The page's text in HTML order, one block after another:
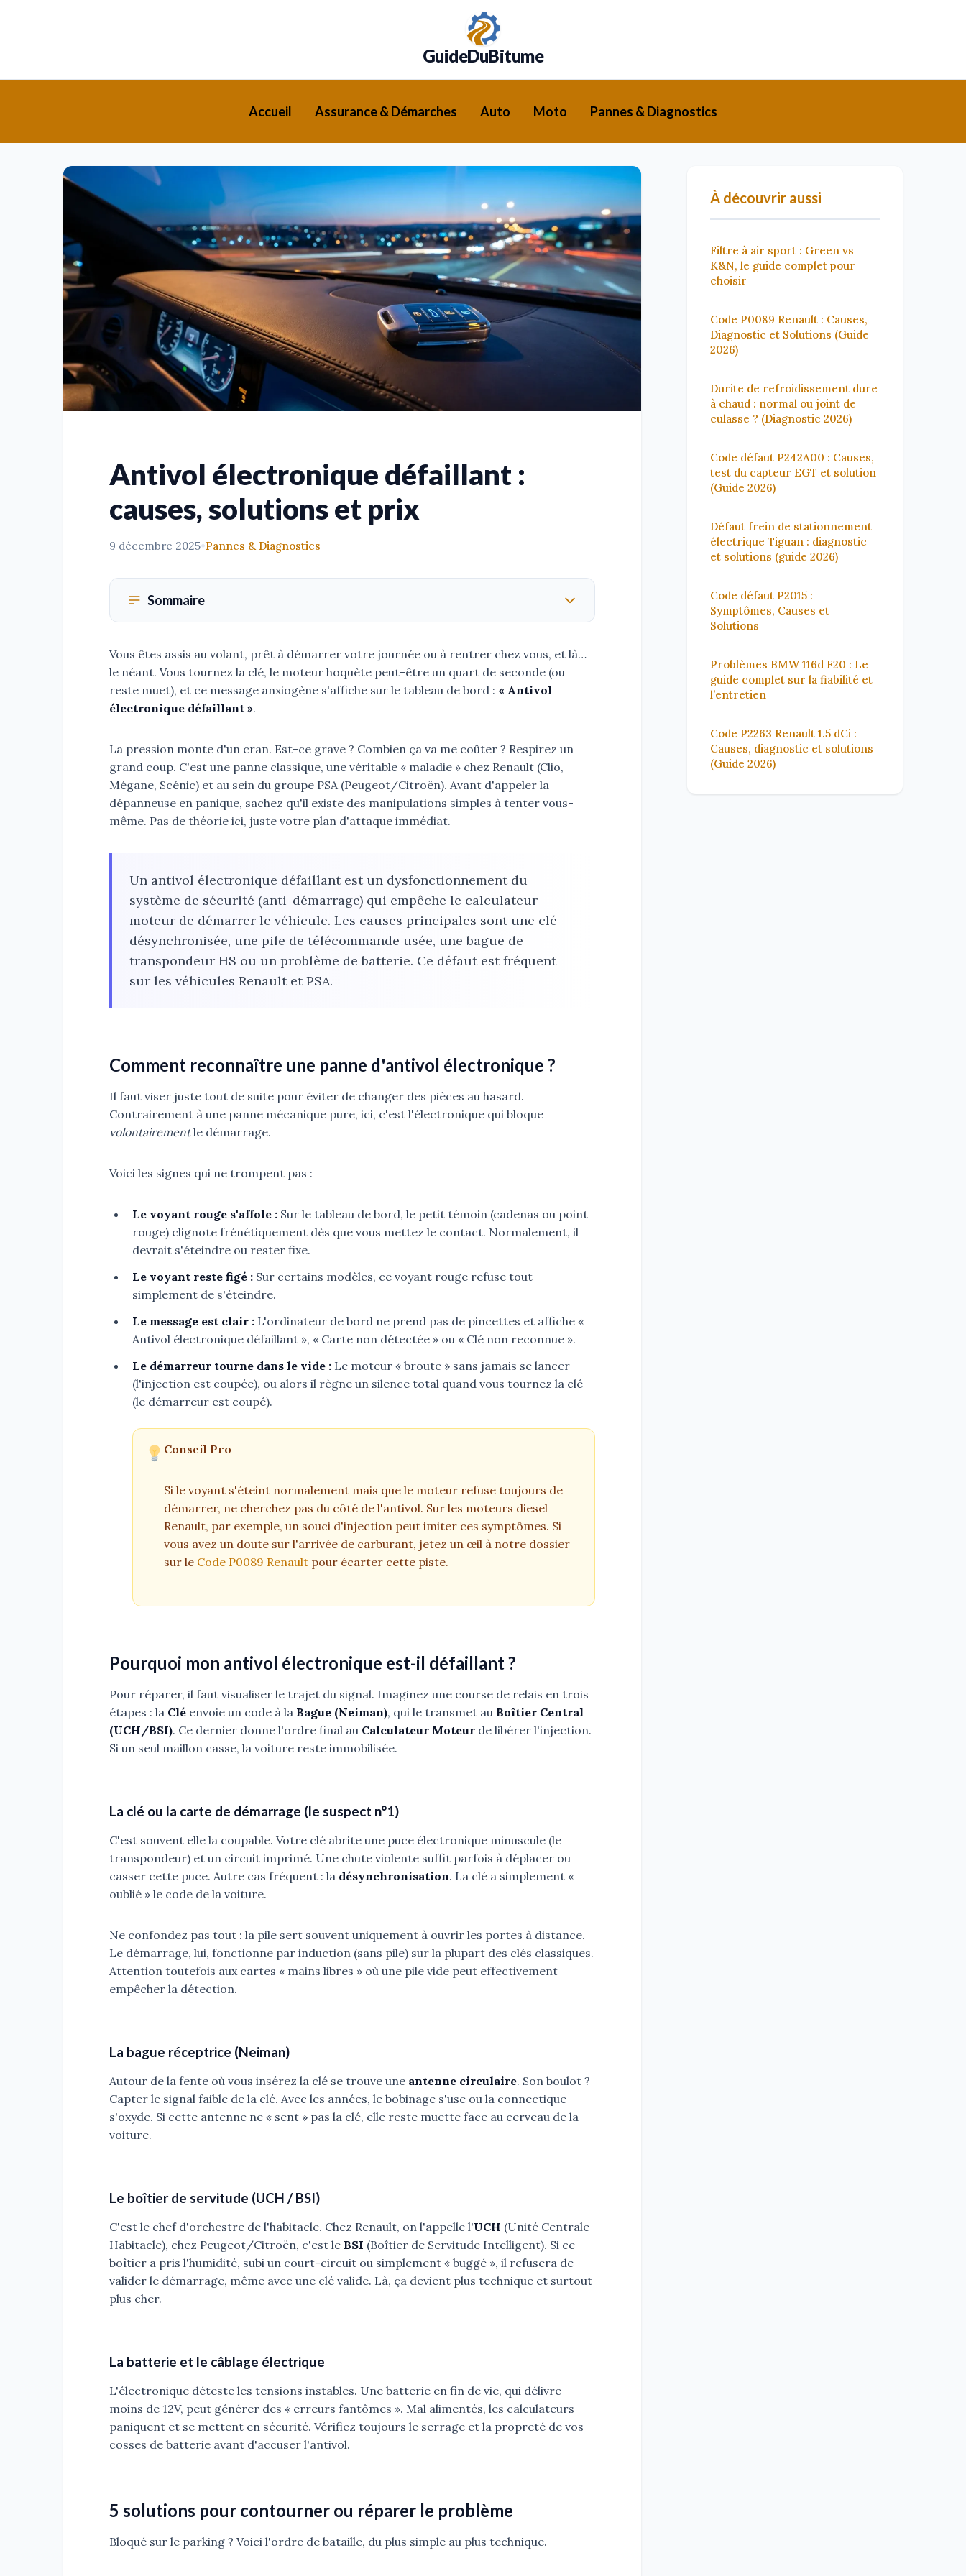
GuideDuBitume
Accueil Assurance & Démarches Auto Moto Pannes & Diagnostics
Antivol électronique défaillant :
causes, solutions et prix
9 décembre 2025•Pannes & Diagnostics
Sommaire
Vous êtes assis au volant, prêt à démarrer votre journée ou à rentrer chez vous, et là…
le néant. Vous tournez la clé, le moteur hoquète peut-être un quart de seconde (ou
reste muet), et ce message anxiogène s'affiche sur le tableau de bord : « Antivol
électronique défaillant ».
La pression monte d'un cran. Est-ce grave ? Combien ça va me coûter ? Respirez un
grand coup. C'est une panne classique, une véritable « maladie » chez Renault (Clio,
Mégane, Scénic) et au sein du groupe PSA (Peugeot/Citroën). Avant d'appeler la
dépanneuse en panique, sachez qu'il existe des manipulations simples à tenter vous-
même. Pas de théorie ici, juste votre plan d'attaque immédiat.
Un antivol électronique défaillant est un dysfonctionnement du
système de sécurité (anti-démarrage) qui empêche le calculateur
moteur de démarrer le véhicule. Les causes principales sont une clé
désynchronisée, une pile de télécommande usée, une bague de
transpondeur HS ou un problème de batterie. Ce défaut est fréquent
sur les véhicules Renault et PSA.
Comment reconnaître une panne d'antivol électronique ?
Il faut viser juste tout de suite pour éviter de changer des pièces au hasard.
Contrairement à une panne mécanique pure, ici, c'est l'électronique qui bloque
volontairementle démarrage.
Voici les signes qui ne trompent pas :
Le voyant rouge s'affole : Sur le tableau de bord, le petit témoin (cadenas ou point
rouge) clignote frénétiquement dès que vous mettez le contact. Normalement, il
devrait s'éteindre ou rester fixe.
Le voyant reste figé : Sur certains modèles, ce voyant rouge refuse tout
simplement de s'éteindre.
Le message est clair : L'ordinateur de bord ne prend pas de pincettes et affiche «
Antivol électronique défaillant », « Carte non détectée » ou « Clé non reconnue ».
Le démarreur tourne dans le vide : Le moteur « broute » sans jamais se lancer
(l'injection est coupée), ou alors il règne un silence total quand vous tournez la clé
(le démarreur est coupé).
Conseil Pro
Si le voyant s'éteint normalement mais que le moteur refuse toujours de
démarrer, ne cherchez pas du côté de l'antivol. Sur les moteurs diesel
Renault, par exemple, un souci d'injection peut imiter ces symptômes. Si
vous avez un doute sur l'arrivée de carburant, jetez un œil à notre dossier
sur le Code P0089 Renault pour écarter cette piste.
Pourquoi mon antivol électronique est-il défaillant ?
Pour réparer, il faut visualiser le trajet du signal. Imaginez une course de relais en trois
étapes : la Clé envoie un code à la Bague (Neiman), qui le transmet au Boîtier Central
(UCH/BSI). Ce dernier donne l'ordre final au Calculateur Moteur de libérer l'injection.
Si un seul maillon casse, la voiture reste immobilisée.
La clé ou la carte de démarrage (le suspect n°1)
C'est souvent elle la coupable. Votre clé abrite une puce électronique minuscule (le
transpondeur) et un circuit imprimé. Une chute violente suffit parfois à déplacer ou
casser cette puce. Autre cas fréquent : la désynchronisation. La clé a simplement «
oublié » le code de la voiture.
Ne confondez pas tout : la pile sert souvent uniquement à ouvrir les portes à distance.
Le démarrage, lui, fonctionne par induction (sans pile) sur la plupart des clés classiques.
Attention toutefois aux cartes « mains libres » où une pile vide peut effectivement
empêcher la détection.
La bague réceptrice (Neiman)
Autour de la fente où vous insérez la clé se trouve une antenne circulaire. Son boulot ?
Capter le signal faible de la clé. Avec les années, le bobinage s'use ou la connectique
s'oxyde. Si cette antenne ne « sent » pas la clé, elle reste muette face au cerveau de la
voiture.
Le boîtier de servitude (UCH / BSI)
C'est le chef d'orchestre de l'habitacle. Chez Renault, on l'appelle l'UCH (Unité Centrale
Habitacle), chez Peugeot/Citroën, c'est le BSI (Boîtier de Servitude Intelligent). Si ce
boîtier a pris l'humidité, subi un court-circuit ou simplement « buggé », il refusera de
valider le démarrage, même avec une clé valide. Là, ça devient plus technique et surtout
plus cher.
La batterie et le câblage électrique
L'électronique déteste les tensions instables. Une batterie en fin de vie, qui délivre
moins de 12V, peut générer des « erreurs fantômes ». Mal alimentés, les calculateurs
paniquent et se mettent en sécurité. Vérifiez toujours le serrage et la propreté de vos
cosses de batterie avant d'accuser l'antivol.
5 solutions pour contourner ou réparer le problème
Bloqué sur le parking ? Voici l'ordre de bataille, du plus simple au plus technique.
À découvrir aussi
Filtre à air sport : Green vs
K&N, le guide complet pour
choisir
Code P0089 Renault : Causes,
Diagnostic et Solutions (Guide
2026)
Durite de refroidissement dure
à chaud : normal ou joint de
culasse ? (Diagnostic 2026)
Code défaut P242A00 : Causes,
test du capteur EGT et solution
(Guide 2026)
Défaut frein de stationnement
électrique Tiguan : diagnostic
et solutions (guide 2026)
Code défaut P2015 :
Symptômes, Causes et
Solutions
Problèmes BMW 116d F20 : Le
guide complet sur la fiabilité et
l’entretien
Code P2263 Renault 1.5 dCi :
Causes, diagnostic et solutions
(Guide 2026)